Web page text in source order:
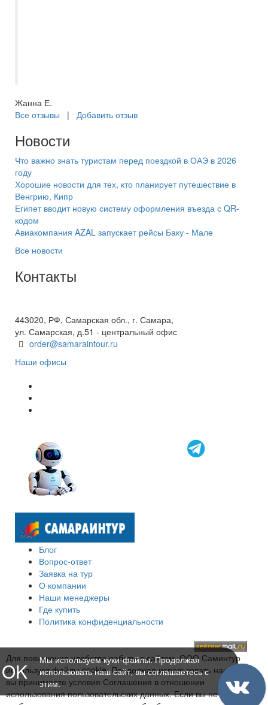
Жанна Е.
Все отзывы | Добавить отзыв
Новости
Что важно знать туристам перед поездкой в ОАЭ в 2026
году
Хорошие новости для тех, кто планирует путешествие в
Венгрию, Кипр
Египет вводит новую систему оформления въезда с QR-
кодом
Авиакомпания AZAL запускает рейсы Баку - Мале
Все новости
Контакты
443020, РФ, Самарская обл., г. Самара,
ул. Самарская, д.51 - центральный офис
order@samaraintour.ru
Наши офисы
Блог
Вопрос-ответ
Заявка на тур
О компании
Наши менеджеры
Где купить
Политика конфиденциальности
Для повышения удобства работы с сайтом, ООО Саминтур
использует файлы cookie. Продолжая использовать наш сайт,
вы принимаете условия Соглашения в отношении
использования пользовательских данных. Если вы не хотите,
OK
Мы используем куки-файлы. Продолжая
использовать наш сайт, вы соглашаетесь с
этим.